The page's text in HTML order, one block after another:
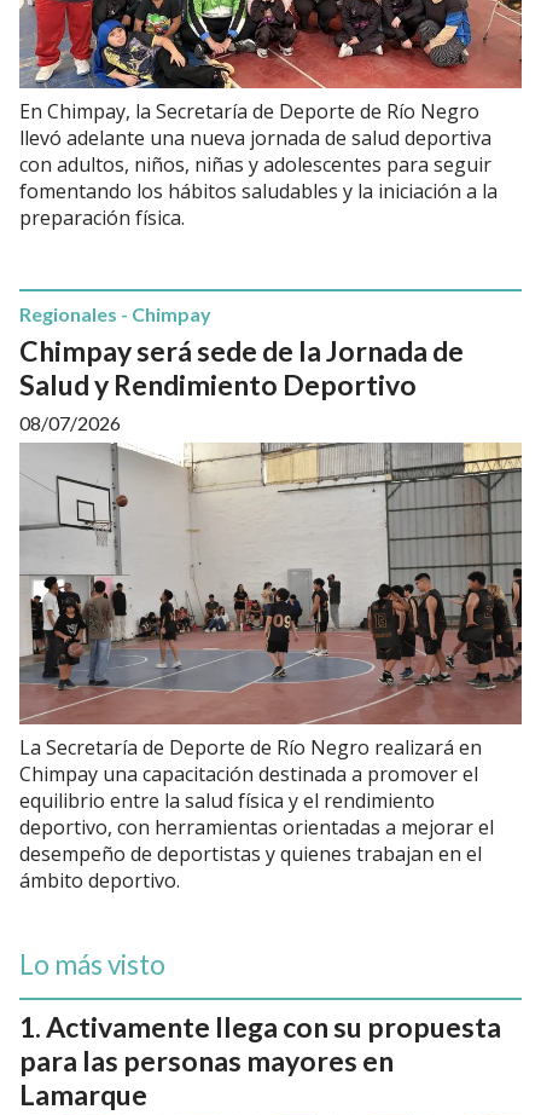
En Chimpay, la Secretaría de Deporte de Río Negro
llevó adelante una nueva jornada de salud deportiva
con adultos, niños, niñas y adolescentes para seguir
fomentando los hábitos saludables y la iniciación a la
preparación física.
Chimpay será sede de la Jornada de
Salud y Rendimiento Deportivo
Regionales - Chimpay
08/07/2026
La Secretaría de Deporte de Río Negro realizará en
Chimpay una capacitación destinada a promover el
equilibrio entre la salud física y el rendimiento
deportivo, con herramientas orientadas a mejorar el
desempeño de deportistas y quienes trabajan en el
ámbito deportivo.
Lo más visto
Activamente llega con su propuesta
para las personas mayores en
Lamarque